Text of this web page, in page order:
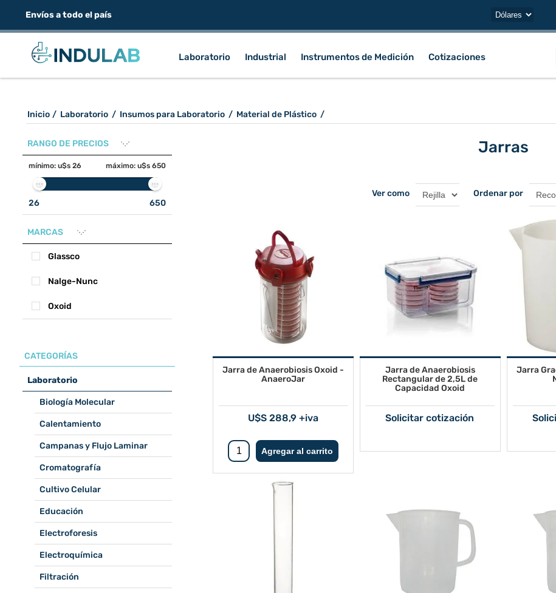
Envíos a todo el país
Laboratorio Industrial Instrumentos de Medición Cotizaciones
Inicio / Laboratorio / Insumos para Laboratorio / Material de Plástico /
Jarras
Ver como Ordenar por
Jarra de Anaerobiosis Oxoid -
AnaeroJar
U$S 288,9 +iva
Jarra de Anaerobiosis
Rectangular de 2,5L de
Capacidad Oxoid
Solicitar cotización
Jarra
RANGO DE PRECIOS
mínimo: u$s 26 máximo: u$s 650
26 650
MARCAS
Glassco
Nalge-Nunc
Oxoid
CATEGORÍAS
Laboratorio
Biología Molecular
Calentamiento
Campanas y Flujo Laminar
Cromatografía
Cultivo Celular
Educación
Electroforesis
Electroquímica
Filtración